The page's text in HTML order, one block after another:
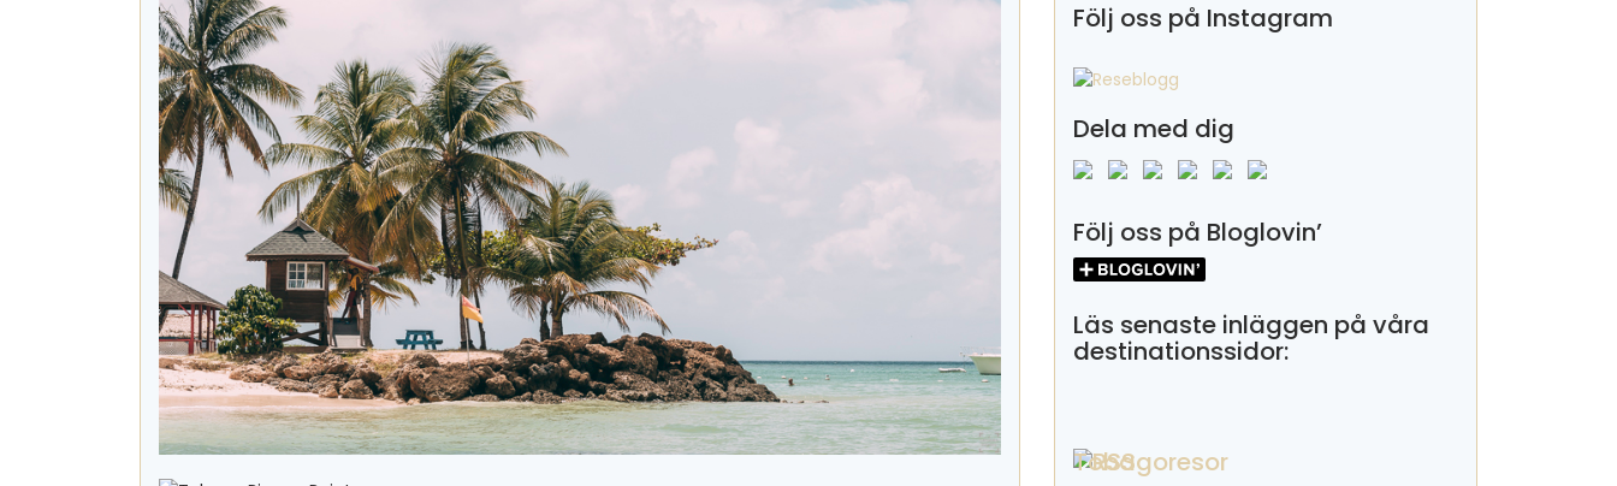
Följ oss på Instagram
Dela med dig
Följ oss på Bloglovin’
Läs senaste inläggen på våra
destinationssidor:
Tobagoresor